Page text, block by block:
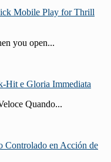
Mobile Play for Thrill
you open...
e Gloria Immediata
Quando...
Controlado en Acción de